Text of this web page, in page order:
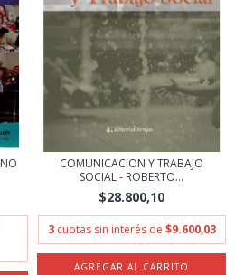
COMUNICACION Y TRABAJO
SOCIAL - ROBERTO...
$28.800,10
3 cuotas sin interés de $9.600,03